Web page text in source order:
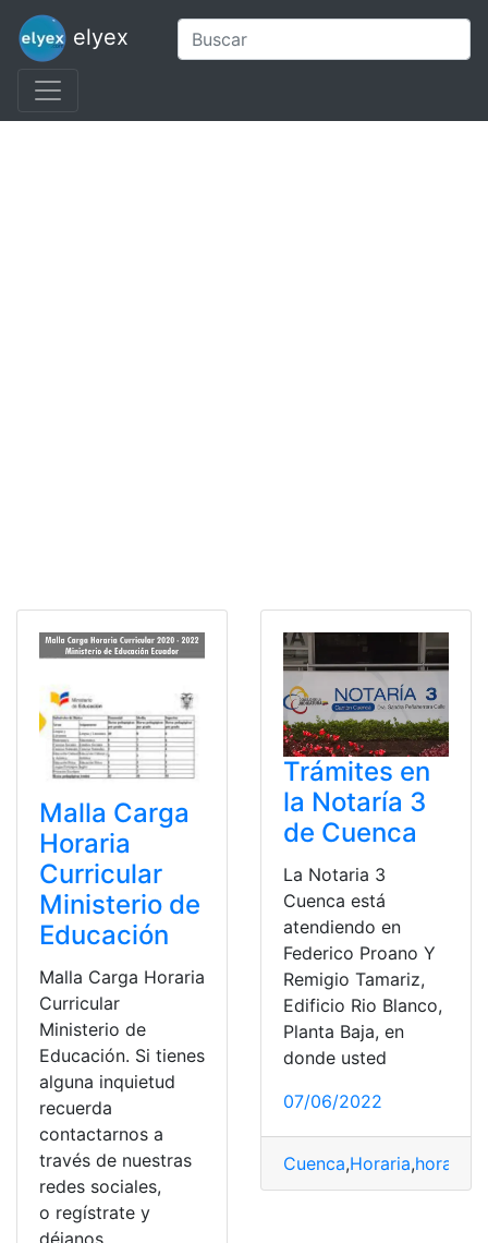
elyex
Malla Carga
Horaria
Curricular
Ministerio de
Educación
Malla Carga Horaria
Curricular
Ministerio de
Educación. Si tienes
alguna inquietud
recuerda
contactarnos a
través de nuestras
redes sociales,
o regístrate y
déjanos
Trámites en
la Notaría 3
de Cuenca
La Notaria 3
Cuenca está
atendiendo en
Federico Proano Y
Remigio Tamariz,
Edificio Rio Blanco,
Planta Baja, en
donde usted
07/06/2022
Cuenca,Horaria,horario